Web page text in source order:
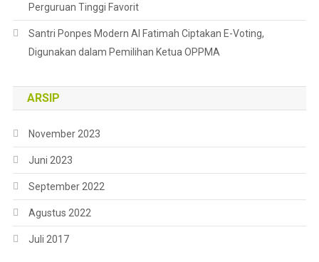
Perguruan Tinggi Favorit
Santri Ponpes Modern Al Fatimah Ciptakan E-Voting,
Digunakan dalam Pemilihan Ketua OPPMA
ARSIP
November 2023
Juni 2023
September 2022
Agustus 2022
Juli 2017